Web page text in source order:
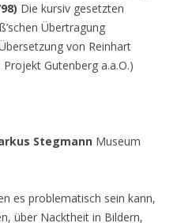
Die kursiv gesetzten
Übertragung
von Reinhart
Gutenberg a.a.O.)
Stegmann Museum
es problematisch sein kann,
über Nacktheit in Bildern,